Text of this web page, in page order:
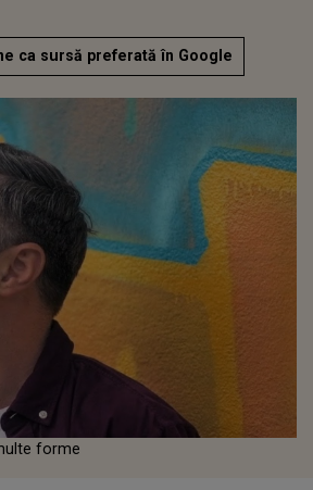
ca sursă preferată în Google
forme